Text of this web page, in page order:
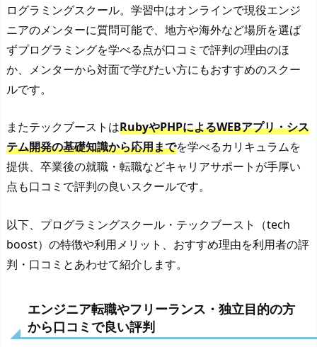
ログラミングスクール。学習中はオンラインで現役エンジ
ニアのメンターに質問可能で、地方や海外など場所を選ば
ずプログラミングを学べる点が口コミで評判の理由のほ
か、メンターから対面で学びたい方にもおすすめのスクー
ルです。
またテックブーストはRubyやPHPによるWEBアプリ・シス
テム開発の基礎知識から応用までを学べるカリキュラムを
提供、卒業後の就職・転職などキャリアサポートが手厚い
点も口コミで評判の良いスクールです。
以下、プログラミングスクール・テックブースト（tech
boost）の特徴や利用メリット、おすすめ理由を利用者の評
判・口コミとあわせて紹介します。
エンジニア転職やフリーランス・独立目的の方
から口コミで良い評判